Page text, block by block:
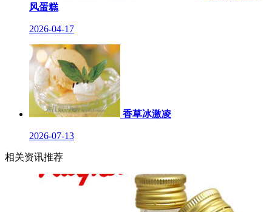
风蛋糕
2026-04-17
香草冰激凌
2026-07-13
相关资讯推荐